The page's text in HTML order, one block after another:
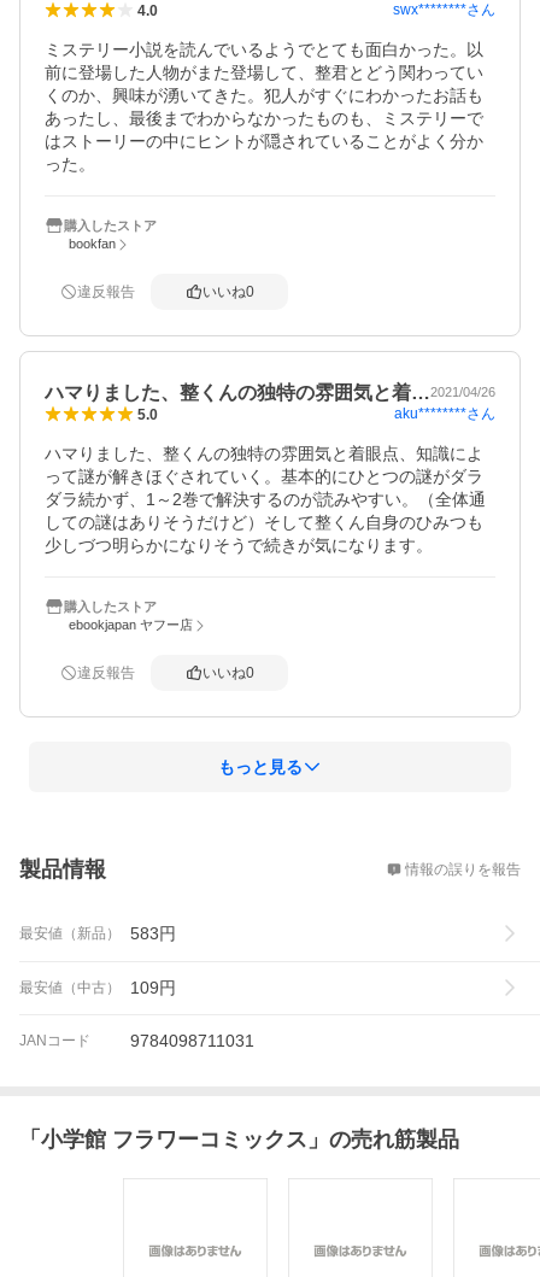
4.0 swx********さん
ミステリー小説を読んでいるようでとても面白かった。以
前に登場した人物がまた登場して、整君とどう関わってい
くのか、興味が湧いてきた。犯人がすぐにわかったお話も
あったし、最後までわからなかったものも、ミステリーで
はストーリーの中にヒントが隠されていることがよく分か
った。
購入したストア
bookfan
違反報告 いいね0
ハマりました、整くんの独特の雰囲気と着…2021/04/26
5.0 aku********さん
ハマりました、整くんの独特の雰囲気と着眼点、知識によ
って謎が解きほぐされていく。基本的にひとつの謎がダラ
ダラ続かず、1～2巻で解決するのが読みやすい。（全体通
しての謎はありそうだけど）そして整くん自身のひみつも
少しづつ明らかになりそうで続きが気になります。
購入したストア
ebookjapan ヤフー店
違反報告 いいね0
もっと見る
製品情報 情報の誤りを報告
最安値（新品） 583円
最安値（中古） 109円
JANコード 9784098711031
「 小学館 フラワーコミックス 」の売れ筋製品